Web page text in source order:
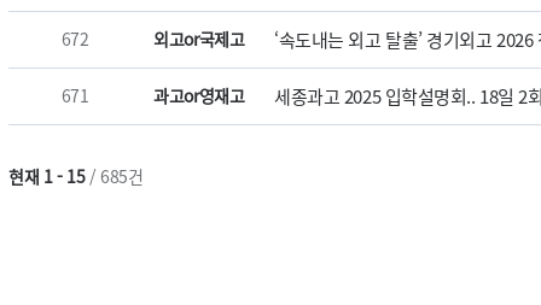
672 외고or국제고 ‘속도내는 외고 탈출’ 경기외고
671 과고or영재고 세종과고 2025 입학설명회.. 18일 2
현재 1 - 15/ 685건